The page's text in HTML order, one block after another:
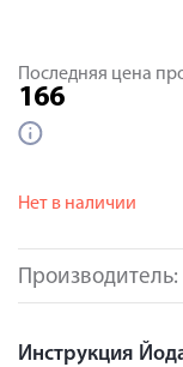
Производитель:
Последняя цена
166
Нет в наличии
Инструкция